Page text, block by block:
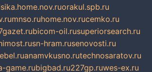
orakul.spb.ru
mnso.ruhome.nov.rucemko.ru
bicom-oil.rusuperiorsearch.ru
sn-hram.rusenovosti.ru
anamvkusno.rutechnosaratov.ru
game.rubigbad.ru227gp.ruwes-ex.ru